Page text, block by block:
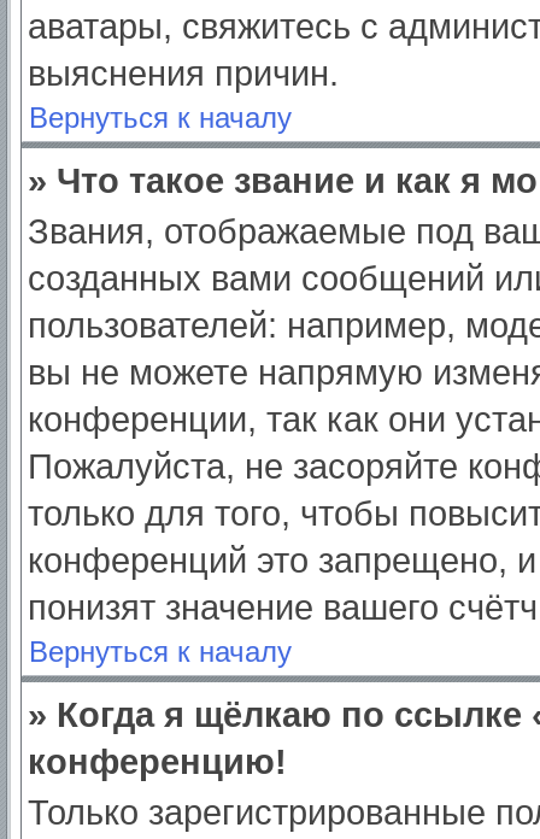
аватары, свяжитесь с
выяснения причин.
Вернуться к началу
» Что такое звание и как я
Звания, отображаемые под
созданных вами сообщений
пользователей: например,
вы не можете напрямую
конференции, так как они
Пожалуйста, не засоряйте
только для того, чтобы
конференций это запрещено,
понизят значение вашего
Вернуться к началу
» Когда я щёлкаю по ссылке
конференцию!
Только зарегистрированные